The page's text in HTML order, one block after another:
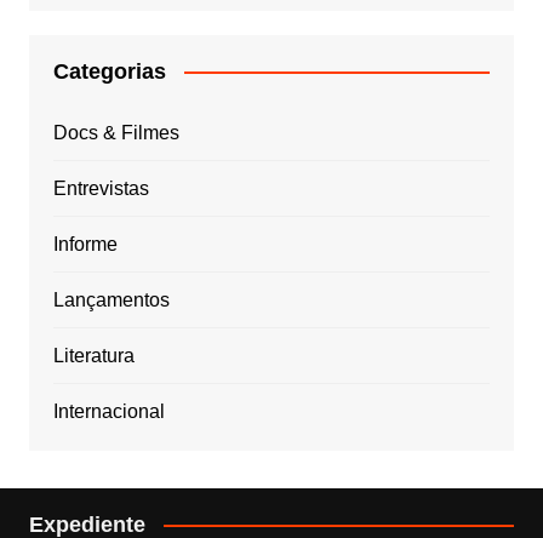
Categorias
Docs & Filmes
Entrevistas
Informe
Lançamentos
Literatura
Internacional
Expediente